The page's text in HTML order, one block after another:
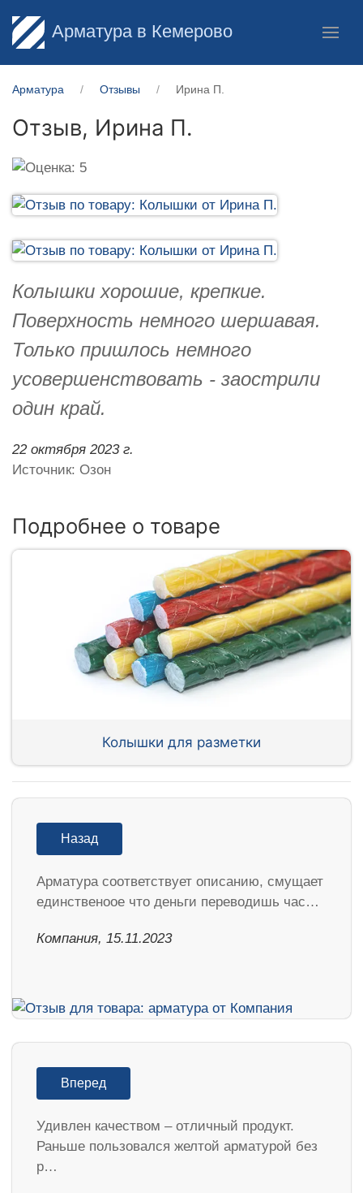
Арматура в Кемерово
Арматура Отзывы Ирина П.
Отзыв, Ирина П.
Колышки хорошие, крепкие.
Поверхность немного шершавая.
Только пришлось немного
усовершенствовать - заострили
один край.
22 октября 2023 г.
Источник: Озон
Подробнее о товаре
Колышки для разметки
Назад
Арматура соответствует описанию, смущает
единственоое что деньги переводишь час…
Компания, 15.11.2023
Вперед
Удивлен качеством – отличный продукт.
Раньше пользовался желтой арматурой без
р…